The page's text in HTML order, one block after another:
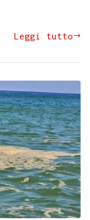
Leggi tutto